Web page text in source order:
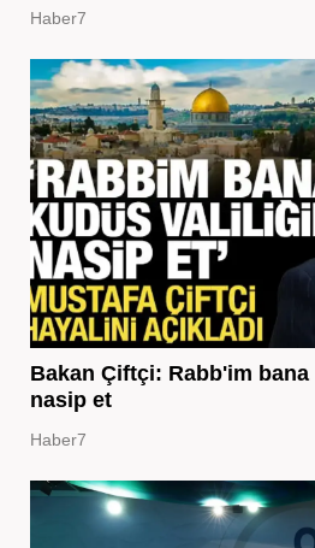
Haber7
Bakan Çiftçi: Rabb'im
nasip et
Haber7